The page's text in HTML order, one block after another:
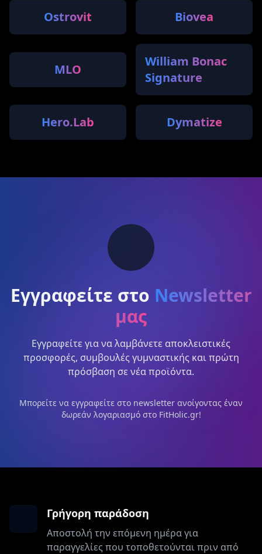
Ostrovit Biovea
MLO
William Bonac
Signature
Hero.Lab Dymatize
Εγγραφείτε στο Newsletter
μας
Εγγραφείτε για να λαμβάνετε αποκλειστικές
προσφορές, συμβουλές γυμναστικής και πρώτη
πρόσβαση σε νέα προϊόντα.
Μπορείτε να εγγραφείτε στο newsletter ανοίγοντας έναν
δωρεάν λογαριασμό στο FitHolic.gr!
Γρήγορη παράδοση
Αποστολή την επόμενη ημέρα για
παραγγελίες που τοποθετούνται πριν από